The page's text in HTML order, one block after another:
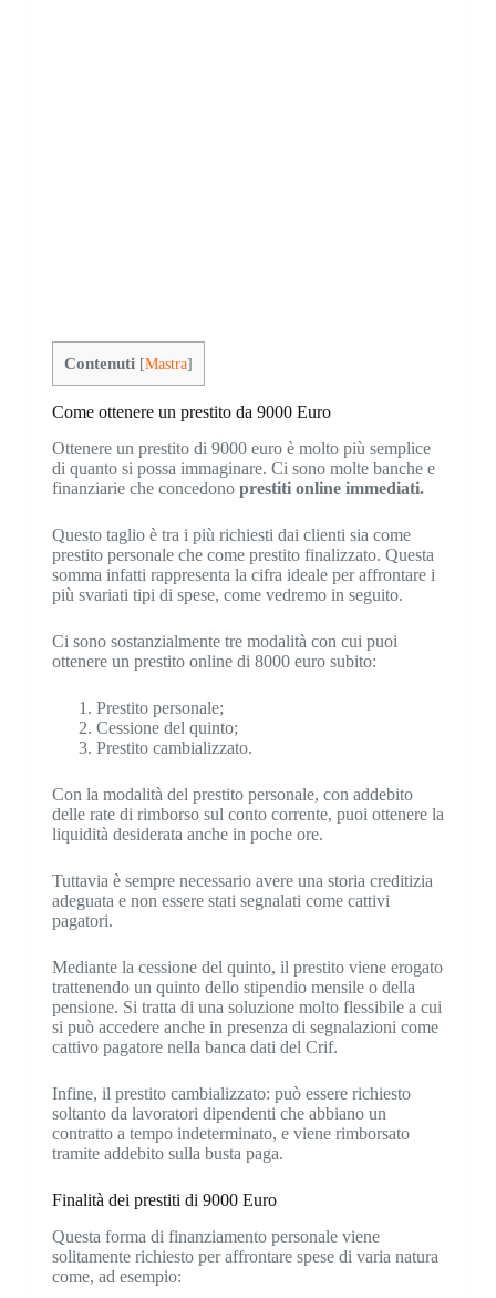
Contenuti [Mastra]
Come ottenere un prestito da 9000 Euro
Ottenere un prestito di 9000 euro è molto più semplice
di quanto si possa immaginare. Ci sono molte banche e
finanziarie che concedono prestiti online immediati.
Questo taglio è tra i più richiesti dai clienti sia come
prestito personale che come prestito finalizzato. Questa
somma infatti rappresenta la cifra ideale per affrontare i
più svariati tipi di spese, come vedremo in seguito.
Ci sono sostanzialmente tre modalità con cui puoi
ottenere un prestito online di 8000 euro subito:
Prestito personale;
Cessione del quinto;
Prestito cambializzato.
Con la modalità del prestito personale, con addebito
delle rate di rimborso sul conto corrente, puoi ottenere la
liquidità desiderata anche in poche ore.
Tuttavia è sempre necessario avere una storia creditizia
adeguata e non essere stati segnalati come cattivi
pagatori.
Mediante la cessione del quinto, il prestito viene erogato
trattenendo un quinto dello stipendio mensile o della
pensione. Si tratta di una soluzione molto flessibile a cui
si può accedere anche in presenza di segnalazioni come
cattivo pagatore nella banca dati del Crif.
Infine, il prestito cambializzato: può essere richiesto
soltanto da lavoratori dipendenti che abbiano un
contratto a tempo indeterminato, e viene rimborsato
tramite addebito sulla busta paga.
Finalità dei prestiti di 9000 Euro
Questa forma di finanziamento personale viene
solitamente richiesto per affrontare spese di varia natura
come, ad esempio: